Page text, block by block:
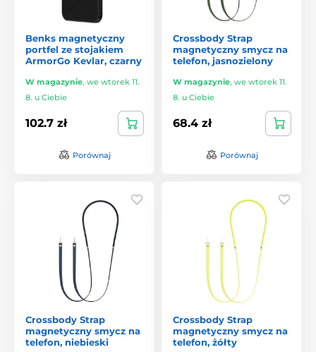
Benks magnetyczny
portfel ze stojakiem
ArmorGo Kevlar, czarny
W magazynie, we wtorek 11.
8. u Ciebie
102.7 zł
Porównaj
Crossbody Strap
magnetyczny smycz na
telefon, jasnozielony
W magazynie, we wtorek 11.
8. u Ciebie
68.4 zł
Porównaj
Crossbody Strap
magnetyczny smycz na
telefon, niebieski
Crossbody Strap
magnetyczny smycz na
telefon, żółty